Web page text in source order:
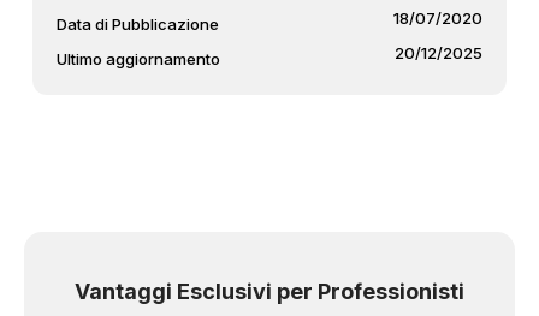
Data di Pubblicazione 18/07/2020
Ultimo aggiornamento 20/12/2025
Vantaggi Esclusivi per Professionisti